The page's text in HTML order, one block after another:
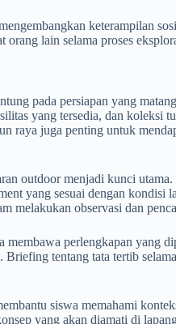
keterampilan
lain selama proses
pada persiapan yang
yang tersedia, dan koleksi
raya juga penting untuk
outdoor menjadi kunci
yang sesuai dengan kondisi
melakukan observasi dan
perlengkapan yang
tentang tata tertib
siswa memahami
yang akan diamati di